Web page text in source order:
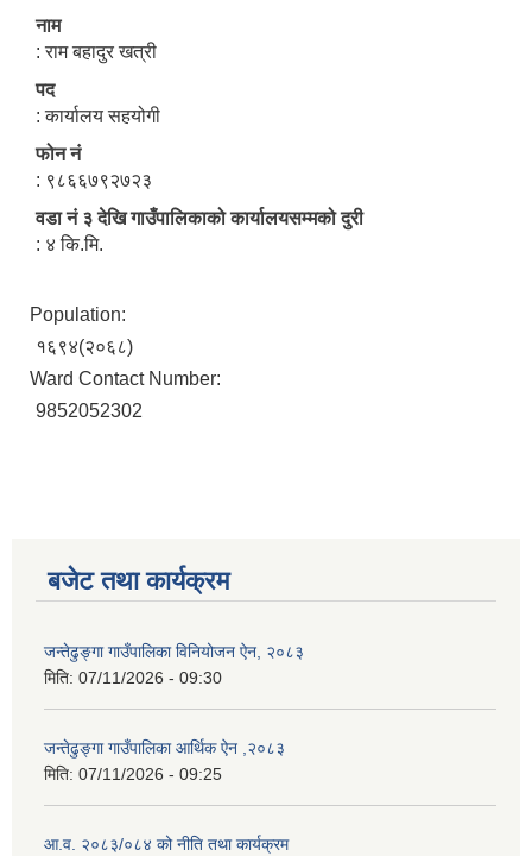
नाम
: राम बहादुर खत्री
पद
: कार्यालय सहयोगी
फोन नं
: ९८६६७९२७२३
वडा नं ३ देखि गाउँपालिकाको कार्यालयसम्मको दुरी
: ४ कि.मि.
Population:
१६९४(२०६८)
Ward Contact Number:
9852052302
बजेट तथा कार्यक्रम
जन्तेढुङ्गा गाउँपालिका विनियोजन ऐन, २०८३
मिति: 07/11/2026 - 09:30
जन्तेढुङ्गा गाउँपालिका आर्थिक ऐन ,२०८३
मिति: 07/11/2026 - 09:25
आ.व. २०८३/०८४ को नीति तथा कार्यक्रम